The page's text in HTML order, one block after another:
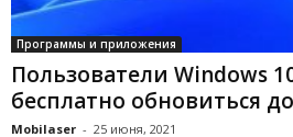
Программы и приложения
Пользователи Windows
бесплатно обновиться
Mobilaser - 25 июня, 2021